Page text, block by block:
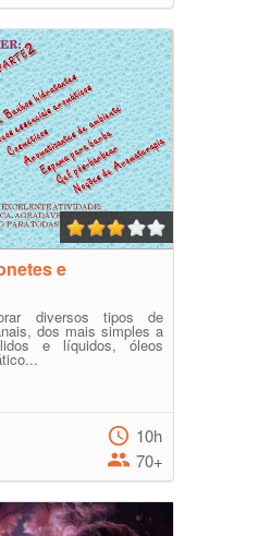
e
diversos tipos de
dos mais simples a
e líquidos, óleos
10h
70+